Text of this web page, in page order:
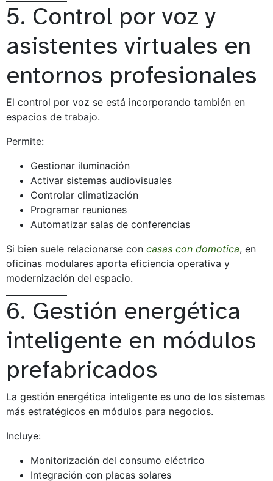
5. Control por voz y
asistentes virtuales en
entornos profesionales
El control por voz se está incorporando también en
espacios de trabajo.
Permite:
Gestionar iluminación
Activar sistemas audiovisuales
Controlar climatización
Programar reuniones
Automatizar salas de conferencias
Si bien suele relacionarse con casas con domotica, en
oficinas modulares aporta eficiencia operativa y
modernización del espacio.
6. Gestión energética
inteligente en módulos
prefabricados
La gestión energética inteligente es uno de los sistemas
más estratégicos en módulos para negocios.
Incluye:
Monitorización del consumo eléctrico
Integración con placas solares